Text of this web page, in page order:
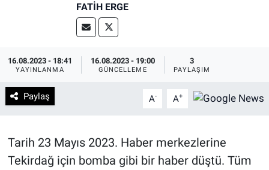
FATIH ERGE
16.08.2023 - 18:41
YAYINLANMA
16.08.2023 - 19:00
GÜNCELLEME
3
PAYLAŞIM
Paylaş A- A+
Tarih 23 Mayıs 2023. Haber merkezlerine
Tekirdağ için bomba gibi bir haber düştü. Tüm